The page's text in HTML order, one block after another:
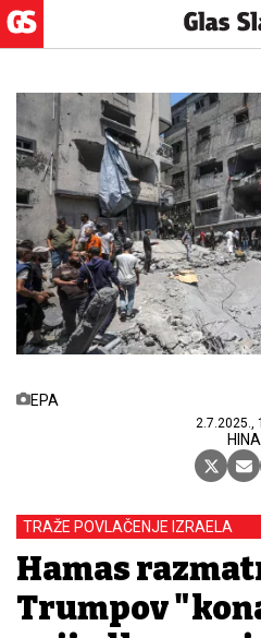
EPA
2.7.2025.,
HINA
TRAŽE POVLAČENJE IZRAELA
Hamas
Trumpov